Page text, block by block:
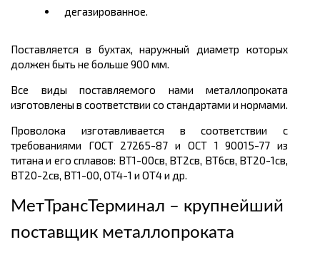
дегазированное.
Поставляется в бухтах, наружный диаметр которых
должен быть не больше 900 мм.
Все виды поставляемого нами металлопроката
изготовлены в соответствии со стандартами и нормами.
Проволока изготавливается в соответствии с
требованиями ГОСТ 27265-87 и ОСТ 1 90015-77 из
титана и его сплавов: BT1-00св, ВТ2св, ВТ6св, ВТ20-1св,
ВТ20-2св, ВТ1-00, ОT4-1 и ОТ4 и др.
МетТрансТерминал – крупнейший
поставщик металлопроката